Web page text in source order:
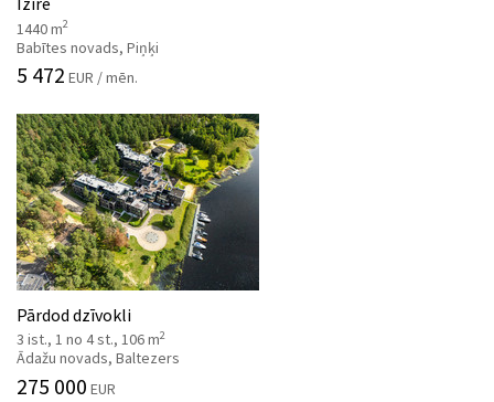
1440 m2
Babītes novads, Piņķi
5 472 EUR / mēn.
Pārdod dzīvokli
3 ist., 1 no 4 st., 106 m2
Ādažu novads, Baltezers
275 000 EUR